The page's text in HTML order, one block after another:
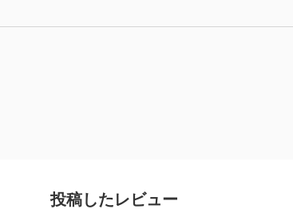
投稿したレビュー